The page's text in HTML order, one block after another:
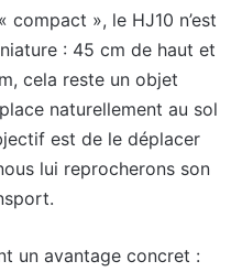
», le HJ10 n’est
: 45 cm de haut et
cela reste un objet
naturellement au sol
est de le déplacer
lui reprocherons son
un avantage concret :